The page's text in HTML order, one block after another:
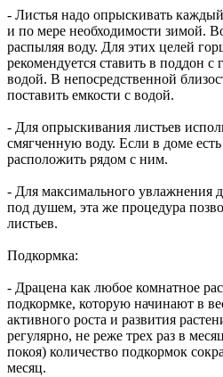
- Листья надо опрыскивать
и по мере необходимости зимой.
распыляя воду. Для этих целей
рекомендуется ставить в поддон
водой. В непосредственной
поставить емкости с водой.
- Для опрыскивания листьев
смягченную воду. Если в доме
расположить рядом с ним.
- Для максимального увлажнения
под душем, эта же процедура
листьев.
Подкормка:
- Драцена как любое комнатное
подкормке, которую начинают в
активного роста и развития
регулярно, не реже трех раз в
покоя) количество подкормок
месяц.